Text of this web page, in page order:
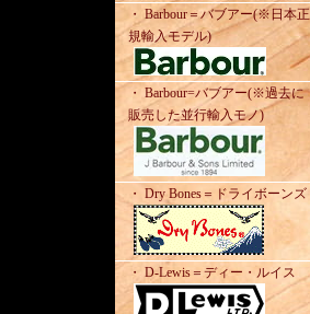
・ Barbour＝バブアー(※日本正
規輸入モデル)
・ Barbour=バブアー(※過去に
販売した並行輸入モノ)
・ Dry Bones＝ドライボーンズ
・ D-Lewis＝ディー・ルイス